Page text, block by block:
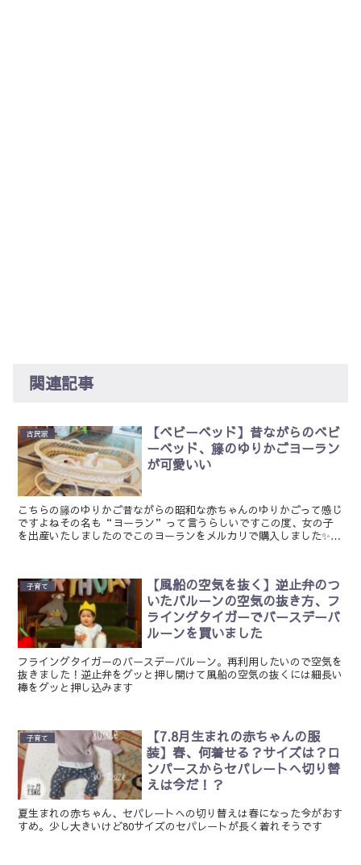
関連記事
古民家
【ベビーベッド】昔ながらのベビ
ーベッド、籐のゆりかごヨーラン
が可愛いい
こちらの籐のゆりかご昔ながらの昭和な赤ちゃんのゆりかごって感じ
ですよねその名も“ヨーラン”って言うらしいですこの度、女の子
を出産いたしましたのでこのヨーランをメルカリで購入しました✨古
子育て
【風船の空気を抜く】逆止弁のつ
いたバルーンの空気の抜き方、フ
ライングタイガーでバースデーバ
ルーンを買いました
フライングタイガーのバースデーバルーン。再利用したいので空気を
抜きました！逆止弁をグッと押し開けて風船の空気の抜くには細長い
棒をグッと押し込みます
子育て
【7.8月生まれの赤ちゃんの服
装】春、何着せる？サイズは？ロ
ンパースからセパレートへ切り替
えは今だ！？
夏生まれの赤ちゃん、セパレートへの切り替えは春になった今がおす
すめ。少し大きいけど80サイズのセパレートが長く着れそうです